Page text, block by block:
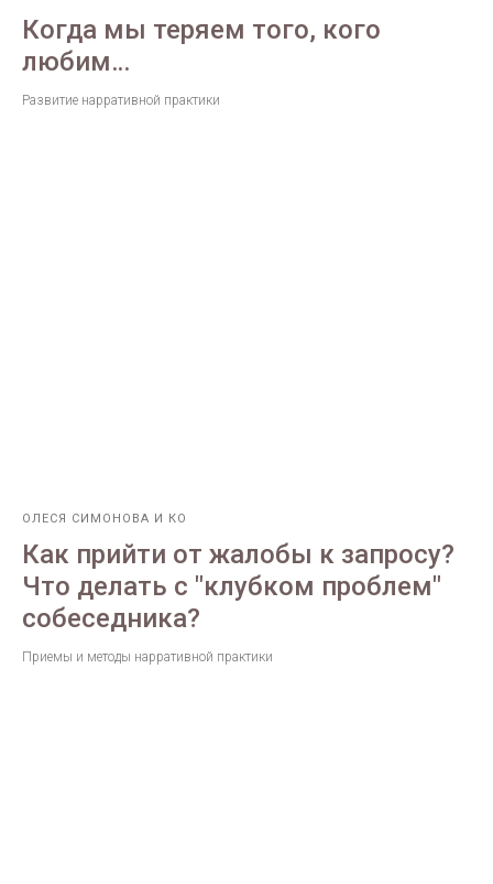
Когда мы теряем того, кого
любим…
Развитие нарративной практики
ОЛЕСЯ СИМОНОВА И КО
Как прийти от жалобы к запросу?
Что делать с "клубком проблем"
собеседника?
Приемы и методы нарративной практики